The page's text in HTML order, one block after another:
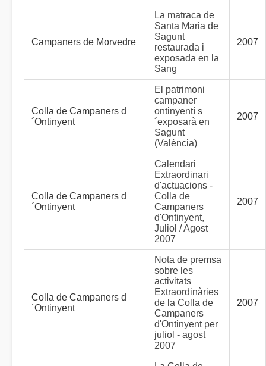
Campaners de Morvedre
La matraca de
Santa Maria de
Sagunt
restaurada i
exposada en la
Sang
2007
Colla de Campaners d
´Ontinyent
El patrimoni
campaner
ontinyentí s
´exposarà en
Sagunt
(València)
2007
Colla de Campaners d
´Ontinyent
Calendari
Extraordinari
d'actuacions -
Colla de
Campaners
d'Ontinyent,
Juliol / Agost
2007
2007
Colla de Campaners d
´Ontinyent
Nota de premsa
sobre les
activitats
Extraordinàries
de la Colla de
Campaners
d'Ontinyent per
juliol - agost
2007
2007